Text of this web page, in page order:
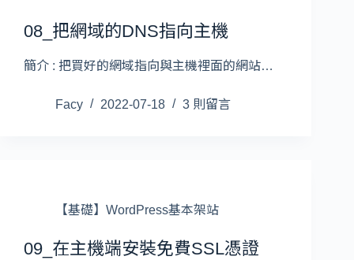
08_把網域的DNS指向主機
簡介 : 把買好的網域指向與主機裡面的網站…
Facy 2022-07-18 3 則留言
【基礎】WordPress基本架站
09_在主機端安裝免費SSL憑證